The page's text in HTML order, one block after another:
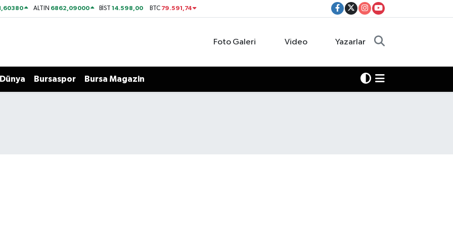
ALTIN 6862,09000 BİST14.598,00 BTC 79.591,74
Foto Galeri Video Yazarlar
Dünya Bursaspor Bursa Magazin